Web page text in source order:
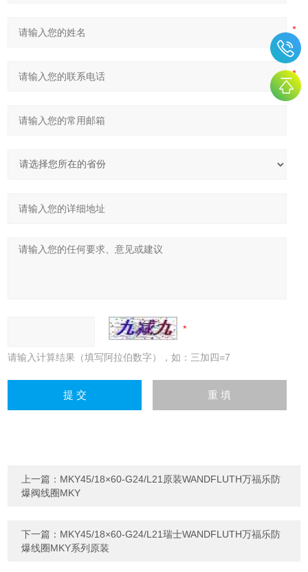
请输入计算结果（填写阿拉伯数字），如：三加四=7
上一篇： MKY45/18×60-G24/L21原装WANDFLUTH万福乐防
爆阀线圈MKY
下一篇： MKY45/18×60-G24/L21瑞士WANDFLUTH万福乐防
爆线圈MKY系列原装